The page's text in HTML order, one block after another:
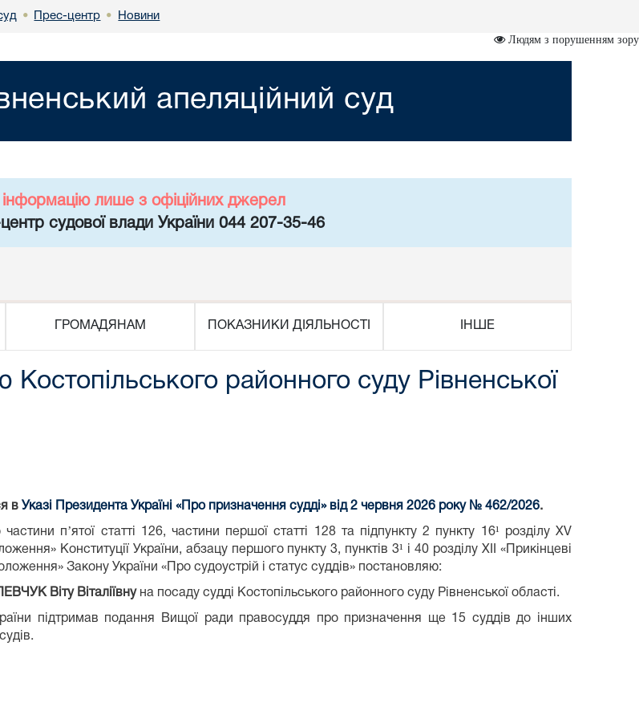
• Прес-центр • Новини
Людям з порушенням зору
апеляційний суд
лише з офіційних джерел
судової влади України 044 207-35-46
ГРОМАДЯНАМ ПОКАЗНИКИ ДІЯЛЬНОСТІ ІНШЕ
районного суду Рівненської
в Указі Президента Україні «Про призначення судді» від 2 червня 2026 року № 462/2026.
частини пʼятої статті 126, частини першої статті 128 та підпункту 2 пункту 16¹ розділу XV
Конституції України, абзацу першого пункту 3, пунктів 3¹ і 40 розділу XII «Прикінцеві
Закону України «Про судоустрій і статус суддів» постановляю:
Віту Віталіївнуна посаду судді Костопільського районного суду Рівненської області.
підтримав подання Вищої ради правосуддя про призначення ще 15 суддів до інших